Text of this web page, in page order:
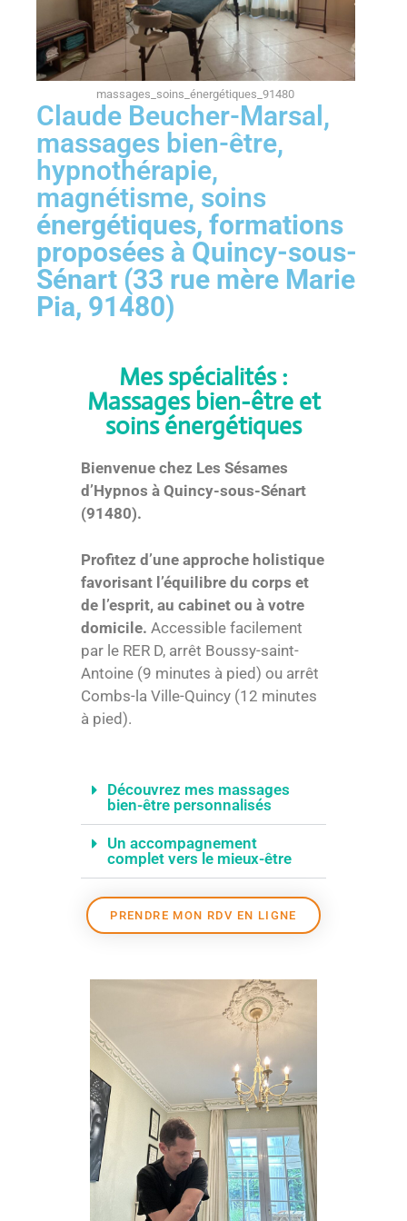
massages_soins_énergétiques_91480
Claude Beucher-Marsal,
massages bien-être,
hypnothérapie,
magnétisme, soins
énergétiques, formations
proposées à Quincy-sous-
Sénart (33 rue mère Marie
Pia, 91480)
Mes spécialités :
Massages bien-être et
soins énergétiques
Bienvenue chez Les Sésames
d’Hypnos à Quincy-sous-Sénart
(91480).
Profitez d’une approche holistique
favorisant l’équilibre du corps et
de l’esprit, au cabinet ou à votre
domicile. Accessible facilement
par le RER D, arrêt Boussy-saint-
Antoine (9 minutes à pied) ou arrêt
Combs-la Ville-Quincy (12 minutes
à pied).
Découvrez mes massages
bien-être personnalisés
Un accompagnement
complet vers le mieux-être
PRENDRE MON RDV EN LIGNE